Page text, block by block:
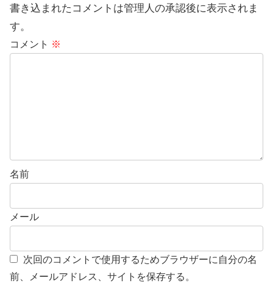
書き込まれたコメントは管理人の承認後に表示されま
す。
コメント ※
名前
メール
次回のコメントで使用するためブラウザーに自分の名
前、メールアドレス、サイトを保存する。